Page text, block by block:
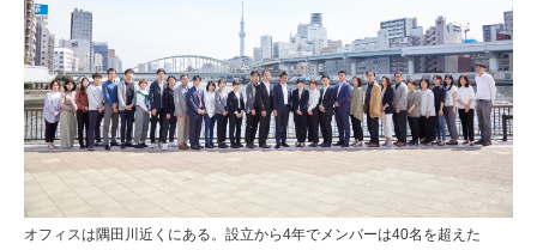
オフィスは隅田川近くにある。設立から4年でメンバーは40名を超えた